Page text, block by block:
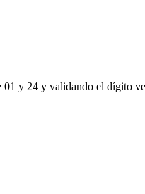
01 y 24 y validando el dígito